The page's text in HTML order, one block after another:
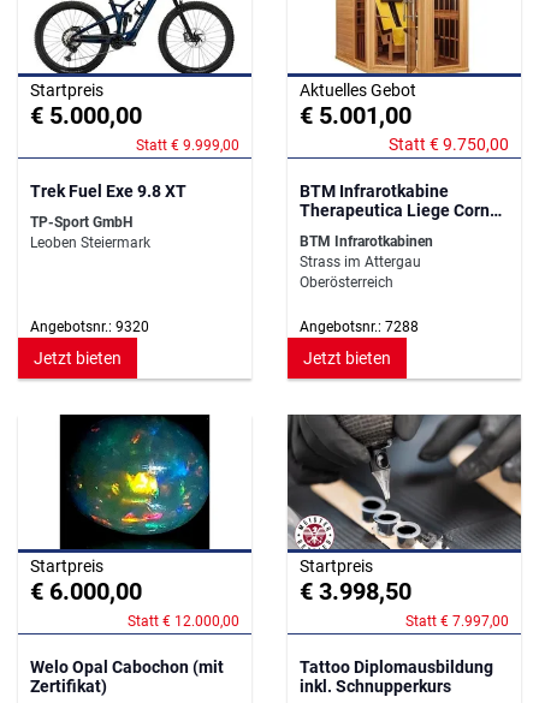
Startpreis
€ 5.000,00
Statt € 9.999,00
Trek Fuel Exe 9.8 XT
TP-Sport GmbH
Leoben Steiermark
Angebotsnr.: 9320
Jetzt bieten
Aktuelles Gebot
€ 5.001,00
Statt € 9.750,00
BTM Infrarotkabine
Therapeutica Liege Corner
BTM Infrarotkabinen
Strass im Attergau
Oberösterreich
Angebotsnr.: 7288
Jetzt bieten
Startpreis
€ 6.000,00
Statt € 12.000,00
Welo Opal Cabochon (mit
Zertifikat)
Startpreis
€ 3.998,50
Statt € 7.997,00
Tattoo Diplomausbildung
inkl. Schnupperkurs